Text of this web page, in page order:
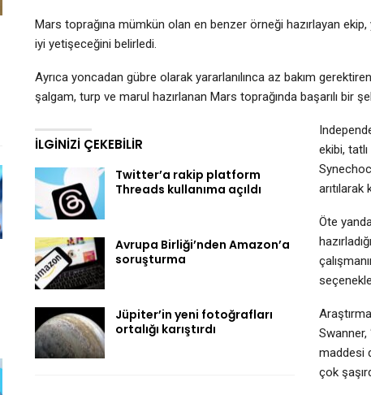
Mars toprağına mümkün olan en benzer örneği hazırlayan
iyi yetişeceğini belirledi.
Ayrıca yoncadan gübre olarak yararlanılınca az bakım
şalgam, turp ve marul hazırlanan Mars toprağında başarılı bir
İLGINIZI ÇEKEBILIR
Twitter’a rakip platform
Threads kullanıma açıldı
Avrupa Birliği’nden Amazon’a
soruşturma
Jüpiter’in yeni fotoğrafları
ortalığı karıştırdı
ekibi,
Öte
Swanner,
maddesi
çok